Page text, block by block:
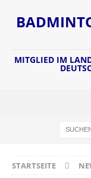
MITGLIED IM
STARTSEITE